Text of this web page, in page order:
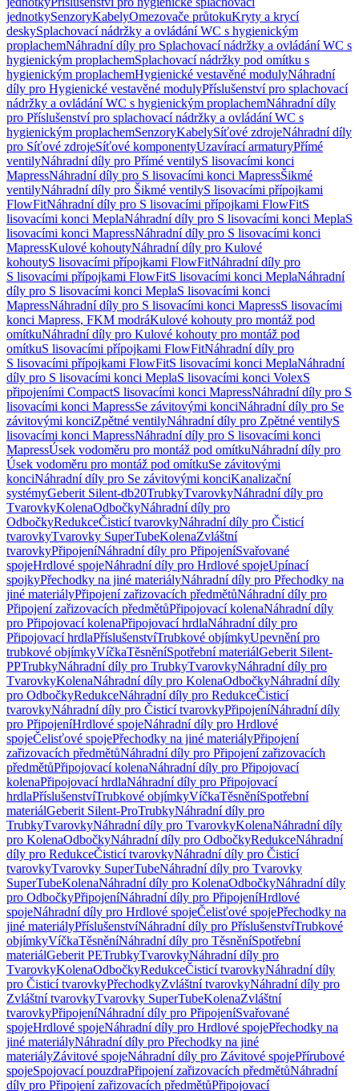
jednotkySenzoryKabelyOmezovače průtokuKryty a krycí
deskySplachovací nádržky a ovládání WC s hygienickým
proplachemNáhradní díly pro Splachovací nádržky a ovládání WC s
hygienickým proplachemSplachovací nádržky pod omítku s
hygienickým proplachemHygienické vestavěné modulyNáhradní
díly pro Hygienické vestavěné modulyPříslušenství pro splachovací
nádržky a ovládání WC s hygienickým proplachemNáhradní díly
pro Příslušenství pro splachovací nádržky a ovládání WC s
hygienickým proplachemSenzoryKabelySíťové zdrojeNáhradní díly
pro Síťové zdrojeSíťové komponentyUzavírací armaturyPřímé
ventilyNáhradní díly pro Přímé ventilyS lisovacími konci
MapressNáhradní díly pro S lisovacími konci MapressŠikmé
ventilyNáhradní díly pro Šikmé ventilyS lisovacími přípojkami
FlowFitNáhradní díly pro S lisovacími přípojkami FlowFitS
lisovacími konci MeplaNáhradní díly pro S lisovacími konci MeplaS
lisovacími konci MapressNáhradní díly pro S lisovacími konci
MapressKulové kohoutyNáhradní díly pro Kulové
kohoutyS lisovacími přípojkami FlowFitNáhradní díly pro
S lisovacími přípojkami FlowFitS lisovacími konci MeplaNáhradní
díly pro S lisovacími konci MeplaS lisovacími konci
MapressNáhradní díly pro S lisovacími konci MapressS lisovacími
konci Mapress, FKM modráKulové kohouty pro montáž pod
omítkuNáhradní díly pro Kulové kohouty pro montáž pod
omítkuS lisovacími přípojkami FlowFitNáhradní díly pro
S lisovacími přípojkami FlowFitS lisovacími konci MeplaNáhradní
díly pro S lisovacími konci MeplaS lisovacími konci VolexS
připojeními CompactS lisovacími konci MapressNáhradní díly pro S
lisovacími konci MapressSe závitovými konciNáhradní díly pro Se
závitovými konciZpětné ventilyNáhradní díly pro Zpětné ventilyS
lisovacími konci MapressNáhradní díly pro S lisovacími konci
MapressÚsek vodoměru pro montáž pod omítkuNáhradní díly pro
Úsek vodoměru pro montáž pod omítkuSe závitovými
konciNáhradní díly pro Se závitovými konciKanalizační
systémyGeberit Silent-db20TrubkyTvarovkyNáhradní díly pro
TvarovkyKolenaOdbočkyNáhradní díly pro
OdbočkyRedukceČisticí tvarovkyNáhradní díly pro Čisticí
tvarovkyTvarovky SuperTubeKolenaZvláštní
tvarovkyPřipojeníNáhradní díly pro PřipojeníSvařované
spojeHrdlové spojeNáhradní díly pro Hrdlové spojeUpínací
spojkyPřechodky na jiné materiályNáhradní díly pro Přechodky na
jiné materiályPřipojení zařizovacích předmětůNáhradní díly pro
Připojení zařizovacích předmětůPřipojovací kolenaNáhradní díly
pro Připojovací kolenaPřipojovací hrdlaNáhradní díly pro
Připojovací hrdlaPříslušenstvíTrubkové objímkyUpevnění pro
trubkové objímkyVíčkaTěsněníSpotřební materiálGeberit Silent-
PPTrubkyNáhradní díly pro TrubkyTvarovkyNáhradní díly pro
TvarovkyKolenaNáhradní díly pro KolenaOdbočkyNáhradní díly
pro OdbočkyRedukceNáhradní díly pro RedukceČisticí
tvarovkyNáhradní díly pro Čisticí tvarovkyPřipojeníNáhradní díly
pro PřipojeníHrdlové spojeNáhradní díly pro Hrdlové
spojeČelisťové spojePřechodky na jiné materiályPřipojení
zařizovacích předmětůNáhradní díly pro Připojení zařizovacích
předmětůPřipojovací kolenaNáhradní díly pro Připojovací
kolenaPřipojovací hrdlaNáhradní díly pro Připojovací
hrdlaPříslušenstvíTrubkové objímkyVíčkaTěsněníSpotřební
materiálGeberit Silent-ProTrubkyNáhradní díly pro
TrubkyTvarovkyNáhradní díly pro TvarovkyKolenaNáhradní díly
pro KolenaOdbočkyNáhradní díly pro OdbočkyRedukceNáhradní
díly pro RedukceČisticí tvarovkyNáhradní díly pro Čisticí
tvarovkyTvarovky SuperTubeNáhradní díly pro Tvarovky
SuperTubeKolenaNáhradní díly pro KolenaOdbočkyNáhradní díly
pro OdbočkyPřipojeníNáhradní díly pro PřipojeníHrdlové
spojeNáhradní díly pro Hrdlové spojeČelisťové spojePřechodky na
jiné materiályPříslušenstvíNáhradní díly pro PříslušenstvíTrubkové
objímkyVíčkaTěsněníNáhradní díly pro TěsněníSpotřební
materiálGeberit PETrubkyTvarovkyNáhradní díly pro
TvarovkyKolenaOdbočkyRedukceČisticí tvarovkyNáhradní díly
pro Čisticí tvarovkyPřechodkyZvláštní tvarovkyNáhradní díly pro
Zvláštní tvarovkyTvarovky SuperTubeKolenaZvláštní
tvarovkyPřipojeníNáhradní díly pro PřipojeníSvařované
spojeHrdlové spojeNáhradní díly pro Hrdlové spojePřechodky na
jiné materiályNáhradní díly pro Přechodky na jiné
materiályZávitové spojeNáhradní díly pro Závitové spojePřírubové
spojeSpojovací pouzdraPřipojení zařizovacích předmětůNáhradní
díly pro Připojení zařizovacích předmětůPřipojovací